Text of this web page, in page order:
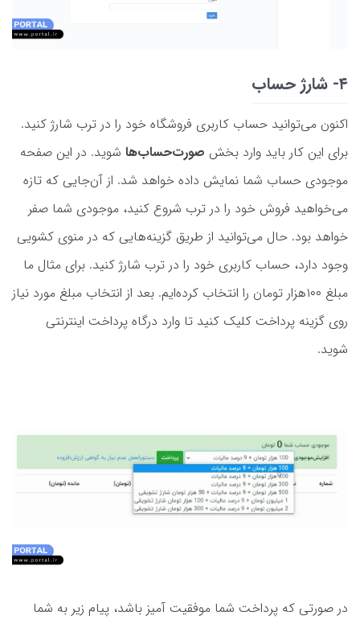
۴- شارژ حساب
اکنون می‌توانید حساب کاربری فروشگاه خود را در ترب شارژ کنید.
برای این کار باید وارد بخش صورت‌حساب‌ها شوید. در این صفحه
موجودی حساب شما نمایش داده خواهد شد. از آن‌جایی که تازه
می‌خواهید فروش خود را در ترب شروع کنید، موجودی شما صفر
خواهد بود. حال می‌توانید از طریق گزینه‌هایی که در منوی کشویی
وجود دارد، حساب کاربری خود را در ترب شارژ کنید. برای مثال ما
مبلغ ۱۰۰هزار تومان را انتخاب کرده‌ایم. بعد از انتخاب مبلغ مورد نیاز
روی گزینه پرداخت کلیک کنید تا وارد درگاه پرداخت اینترنتی
شوید.
در صورتی که پرداخت شما موفقیت آمیز باشد، پیام زیر به شما